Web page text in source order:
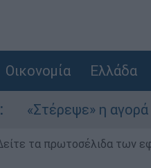
Οικονομία Ελλάδα
η αγορά από
τα πρωτοσέλιδα των